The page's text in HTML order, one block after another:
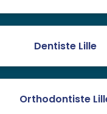
Dentiste Lille
Orthodontiste